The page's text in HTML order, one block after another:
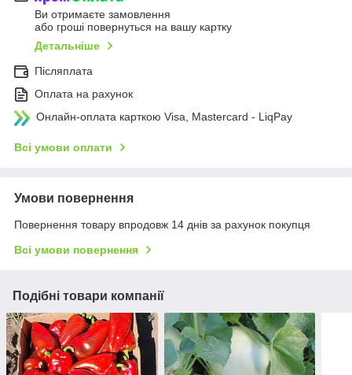
Ви отримаєте замовлення
або гроші повернуться на вашу картку
Детальніше
Післяплата
Оплата на рахунок
Онлайн-оплата карткою Visa, Mastercard - LiqPay
Всі умови оплати
Умови повернення
Повернення товару впродовж 14 днів за рахунок покупця
Всі умови повернення
Подібні товари компанії